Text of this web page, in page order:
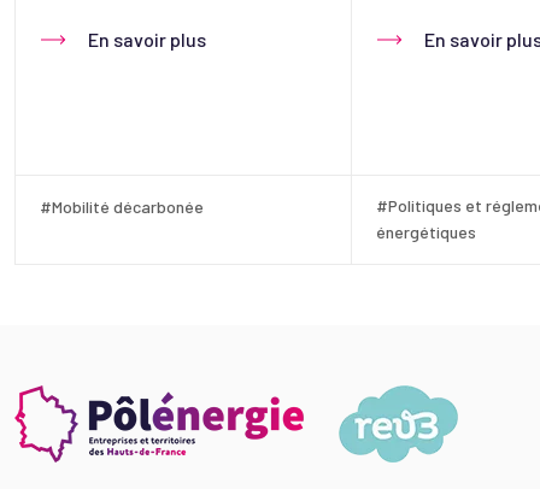
En savoir plus
#Mobilité décarbonée
En savoir
#Politiques et
énergétiques